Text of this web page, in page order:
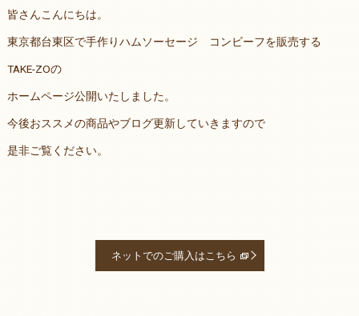
皆さんこんにちは。
東京都台東区で手作りハムソーセージ コンビーフを販売する
TAKE-ZOの
ホームページ公開いたしました。
今後おススメの商品やブログ更新していきますので
是非ご覧ください。
ネットでのご購入はこちら